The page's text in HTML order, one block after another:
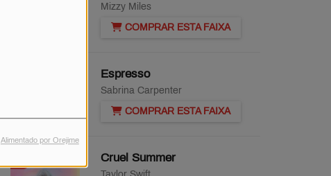
Alimentado por Orejime
Mizzy Miles
COMPRAR ESTA FAIXA
Espresso
Sabrina Carpenter
COMPRAR ESTA FAIXA
Cruel Summer